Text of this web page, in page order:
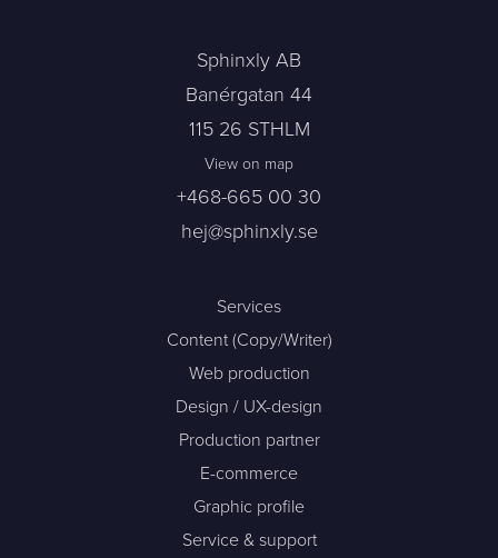
Sphinxly AB
Banérgatan 44
115 26 STHLM
View on map
+468-665 00 30
hej@sphinxly.se
Services
Content (Copy/Writer)
Web production
Design / UX-design
Production partner
E-commerce
Graphic profile
Service & support